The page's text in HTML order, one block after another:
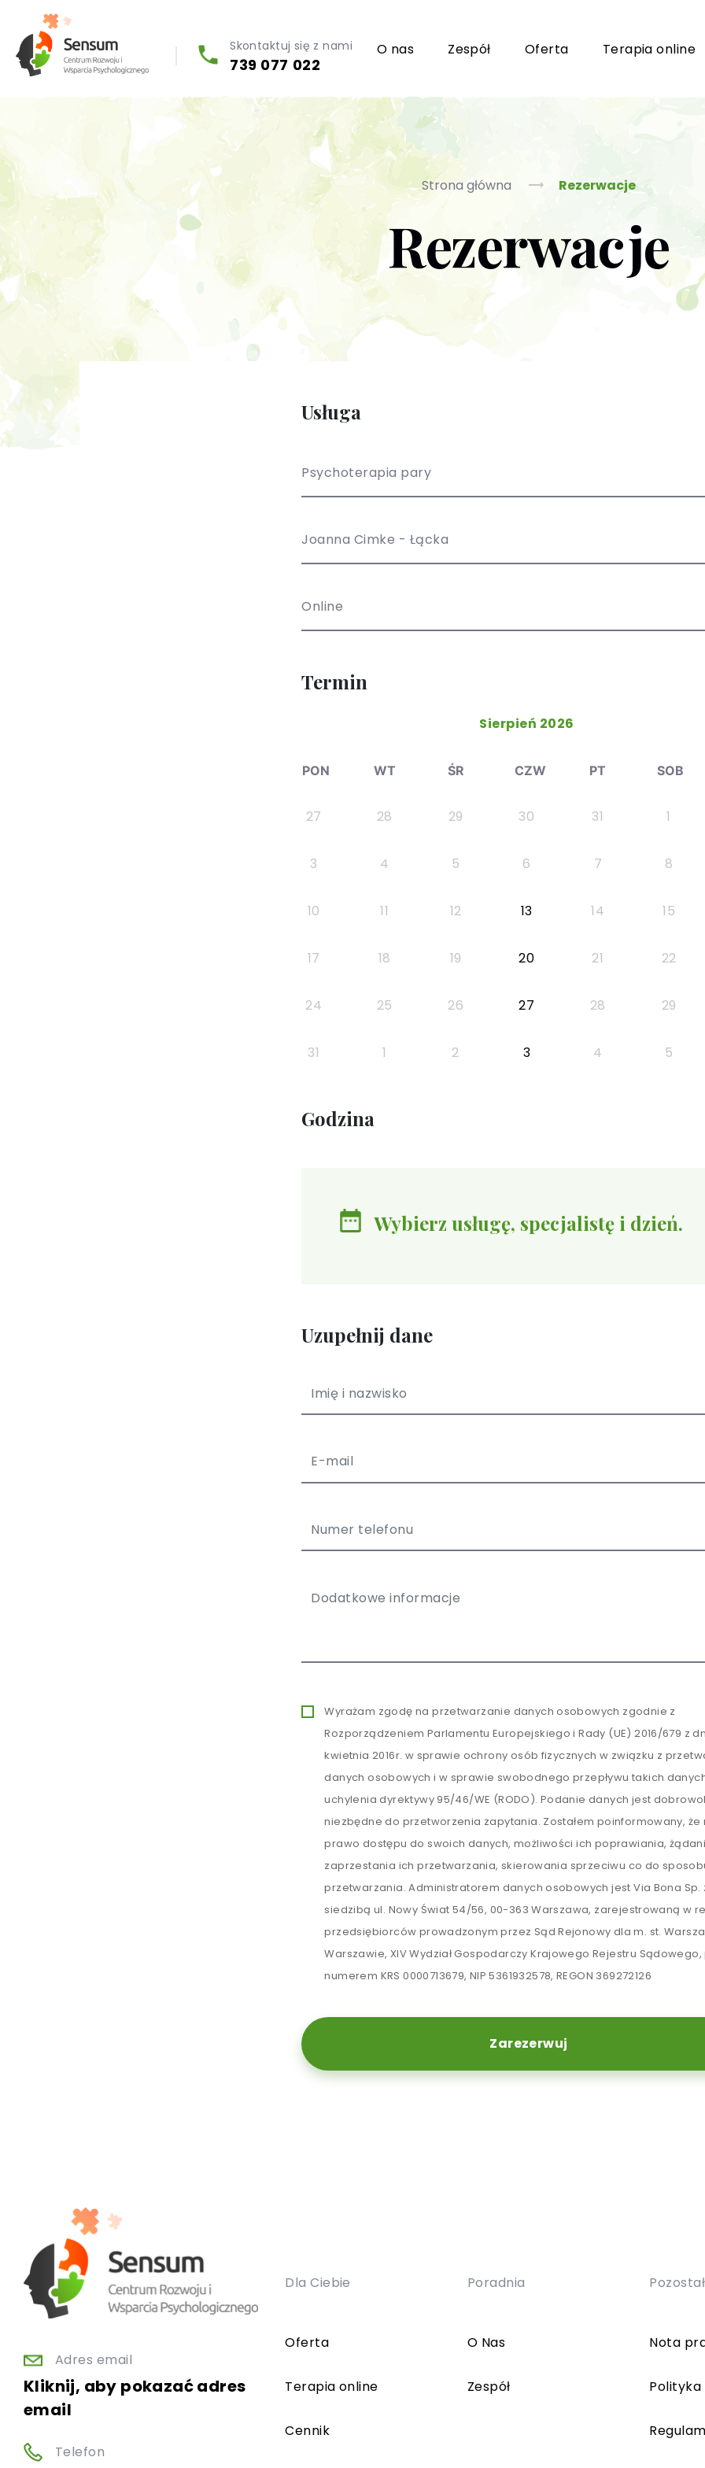
Skontaktuj się z nami
739 077 022
O nas Zespół Oferta Terapia online
Diagnoza psychologiczna (testy psychologiczne)
Konsultacja biegłego psychologa
Psychoterapia indywidualna (PL / EN)
Wsparcie dla firm
Grupy wsparcia i TUSy dla osób dorosłych
Poradnictwo seksuologiczne
Psychoterapia par i małżeństwa
Terapia uzależnień (PL / EN)
Strona główna Rezerwacje
Rezerwacje
Usługa
Psychoterapia pary
Joanna Cimke - Łącka
Online
Termin
Sierpień 2026
PON WT ŚR CZW PT SOB
27 28 29 30 31 1
3 4 5 6 7 8
10 11 12 13 14 15
17 18 19 20 21 22
24 25 26 27 28 29
31 1 2 3 4 5
Godzina
Wybierz usługę, specjalistę i dzień.
Uzupełnij dane
Wyrażam zgodę na przetwarzanie danych osobowych zgodnie z
Rozporządzeniem Parlamentu Europejskiego i Rady (UE) 2016/679 z
kwietnia 2016r. w sprawie ochrony osób fizycznych w związku z
danych osobowych i w sprawie swobodnego przepływu takich
uchylenia dyrektywy 95/46/WE (RODO). Podanie danych jest
niezbędne do przetworzenia zapytania. Zostałem poinformowany, że
prawo dostępu do swoich danych, możliwości ich poprawiania,
zaprzestania ich przetwarzania, skierowania sprzeciwu co do
przetwarzania. Administratorem danych osobowych jest Via Bona Sp.
siedzibą ul. Nowy Świat 54/56, 00-363 Warszawa, zarejestrowaną w
przedsiębiorców prowadzonym przez Sąd Rejonowy dla m. st.
Warszawie, XIV Wydział Gospodarczy Krajowego Rejestru
numerem KRS 0000713679, NIP 5361932578, REGON 369272126
Zarezerwuj
Adres email
Kliknij, aby pokazać adres
email
Telefon
Dla Ciebie
Oferta
Terapia online
Cennik
Poradnia
O Nas
Zespół
Nota